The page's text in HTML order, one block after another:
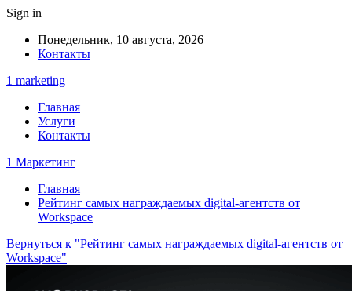
Sign in
Понедельник, 10 августа, 2026
Контакты
1 marketing
Главная
Услуги
Контакты
1 Маркетинг
Главная
Рейтинг самых награждаемых digital-агентств от
Workspace
Вернуться к "Рейтинг самых награждаемых digital-агентств от
Workspace"